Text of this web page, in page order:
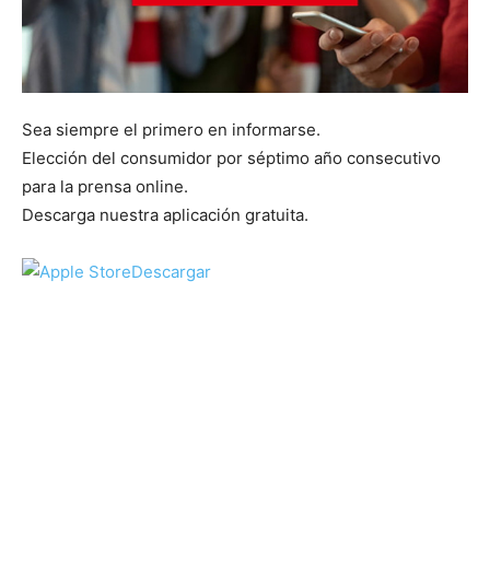
Sea siempre el primero en informarse.
Elección del consumidor por séptimo año consecutivo
para la prensa online.
Descarga nuestra aplicación gratuita.